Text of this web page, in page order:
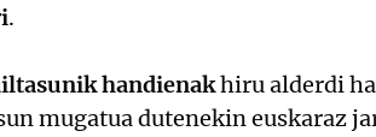
.
handienakhiru alderdi
mugatua dutenekin euskaraz